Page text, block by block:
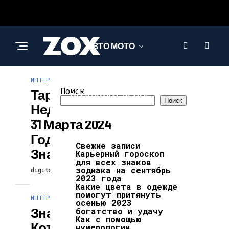
АВТО МОТО
ИНТЕРЕСНОЕ И
ПОЗНАВАТЕЛЬНОЕ
ИНТЕРЕСНОЕ И ПОЗНАВАТЕЛЬНОЕ
Таро-Прогноз На
Неделю С 25 По
31 Марта 2024
Года Для Всех
Знаков
digitalversion 24.02.2025
ИНТЕРЕСНОЕ И ПОЗНАВАТЕЛЬНОЕ
Знаки Зодиака,
Поиск
Поиск
Свежие записи
Карьерный гороскоп
для всех знаков
зодиака на сентябрь
2023 года
Какие цвета в одежде
помогут притянуть
осенью 2023
богатство и удачу
Как с помощью